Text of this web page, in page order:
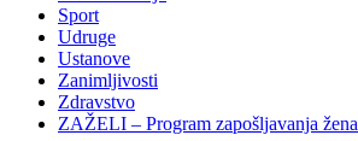
Sport
Udruge
Ustanove
Zanimljivosti
Zdravstvo
ZAŽELI – Program zapošljavanja žena